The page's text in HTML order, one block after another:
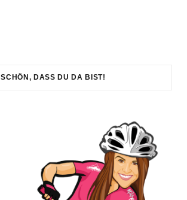
SCHÖN, DASS DU DA BIST!